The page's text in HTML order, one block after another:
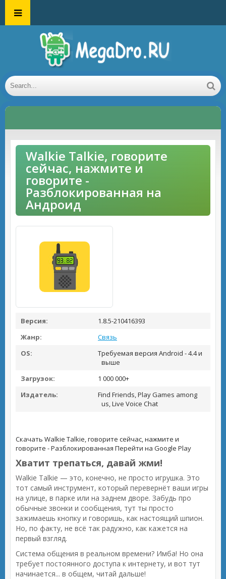
Walkie Talkie, говорите
сейчас, нажмите и
говорите -
Разблокированная на
Андроид
Версия:
1.8.5-210416393
Жанр:
Связь
OS:
Требуемая версия Android - 4.4 и
выше
Загрузок:
1 000 000+
Издатель:
Find Friends, Play Games among
us, Live Voice Chat
Скачать Walkie Talkie, говорите сейчас, нажмите и
говорите - Разблокированная Перейти на Google Play
Хватит трепаться, давай жми!
Walkie Talkie — это, конечно, не просто игрушка. Это
тот самый инструмент, который перевернёт ваши игры
на улице, в парке или на заднем дворе. Забудь про
обычные звонки и сообщения, тут ты просто
зажимаешь кнопку и говоришь, как настоящий шпион.
Но, по факту, не всё так радужно, как кажется на
первый взгляд.
Система общения в реальном времени? Имба! Но она
требует постоянного доступа к интернету, и вот тут
начинается... в общем, читай дальше!